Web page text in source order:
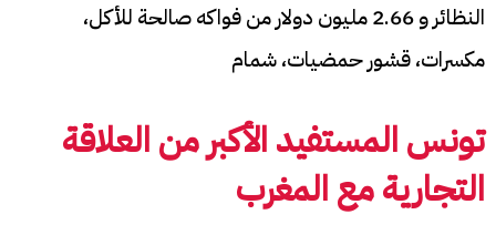
النظائر و 2.66 مليون دولار من فواكه صالحة للأكل،
مكسرات، قشور حمضيات، شمام
تونس المستفيد الأكبر من العلاقة
التجارية مع المغرب